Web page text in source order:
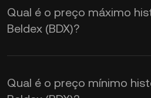
tempo real do preço do
em USD. O preço do
Calculadora KuCoin
Qual é o preço máximo
Beldex (BDX)?
Qual é o preço mínimo